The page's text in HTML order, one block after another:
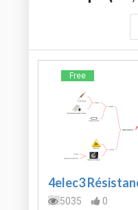
Free
4elec3
5035
0